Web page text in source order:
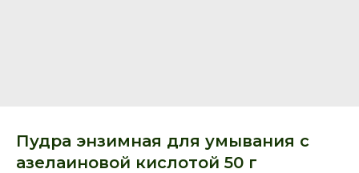
Пудра энзимная для умывания с
азелаиновой кислотой 50 г